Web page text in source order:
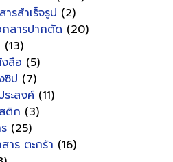
รสำเร็จรูป (2)
กสารปากตัด (20)
(13)
สือ (5)
ซิป (7)
ระสงค์ (11)
ติก (3)
(25)
าร ตะกร้า (16)